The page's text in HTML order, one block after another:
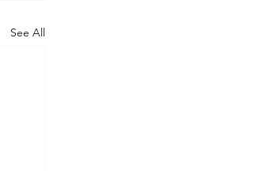
See All